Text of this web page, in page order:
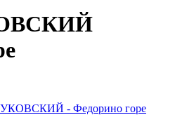
- Федорино горе